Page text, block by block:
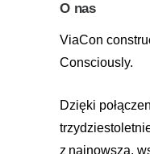
O nas
ViaCon
Consciously.
Dzięki
z najnowszą,